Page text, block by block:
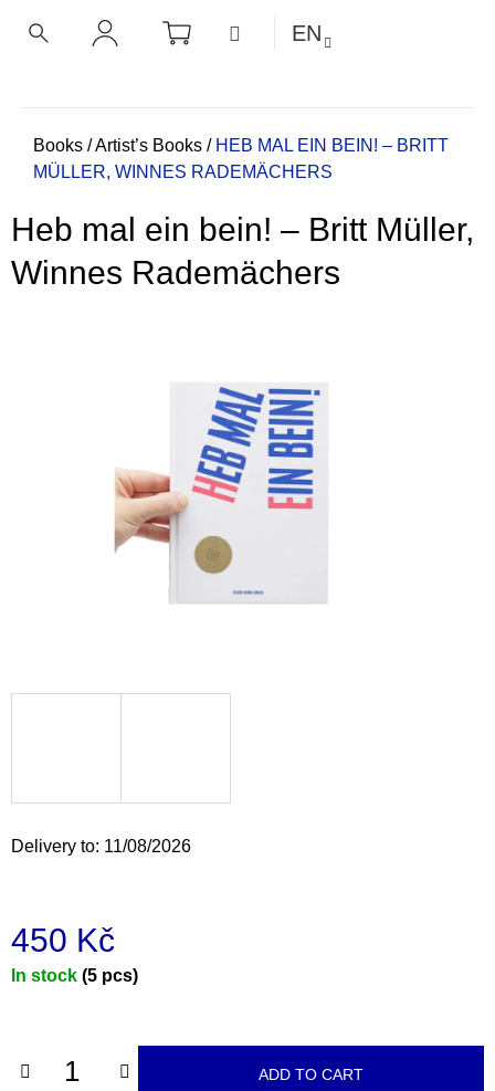
SHOPPING
CART MENUEN
Home
Books /Artist’s Books / HEB MAL EIN BEIN! – BRITT
MÜLLER, WINNES RADEMÄCHERS
Heb mal ein bein! – Britt Müller,
Winnes Rademächers
Delivery to: 11/08/2026
450 Kč
Measure
In stock (5 pcs)
ADD TO CART
BACK
BACK
h
a
a
r
e
?
e
r
e
e